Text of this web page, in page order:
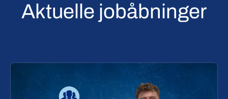
Aktuelle jobåbninger